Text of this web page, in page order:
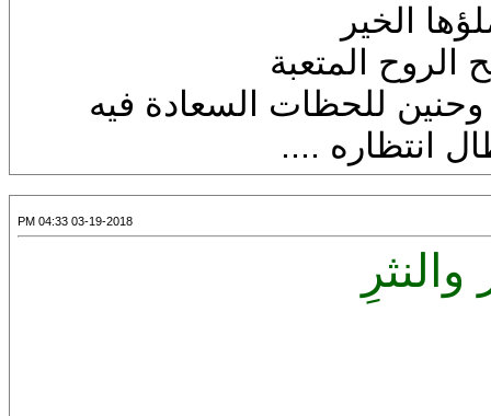
الخير
المتعبة
للحظات السعادة فيه
انتظاره ....
03-19-2018 04:33 PM